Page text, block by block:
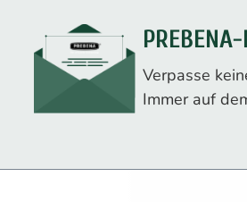
Verpasse
Immer auf